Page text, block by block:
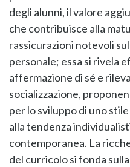
degli alunni, il valore
che contribuisce alla
rassicurazioni notevoli
personale; essa si rivela
affermazione di sé e
socializzazione,
per lo sviluppo di uno
alla tendenza
contemporanea. La
del curricolo si fonda